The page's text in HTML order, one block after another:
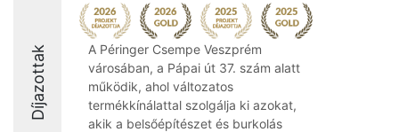
Díjazottak
A Péringer Csempe Veszprém
városában, a Pápai út 37. szám alatt
működik, ahol változatos
termékkínálattal szolgálja ki azokat,
akik a belsőépítészet és burkolás